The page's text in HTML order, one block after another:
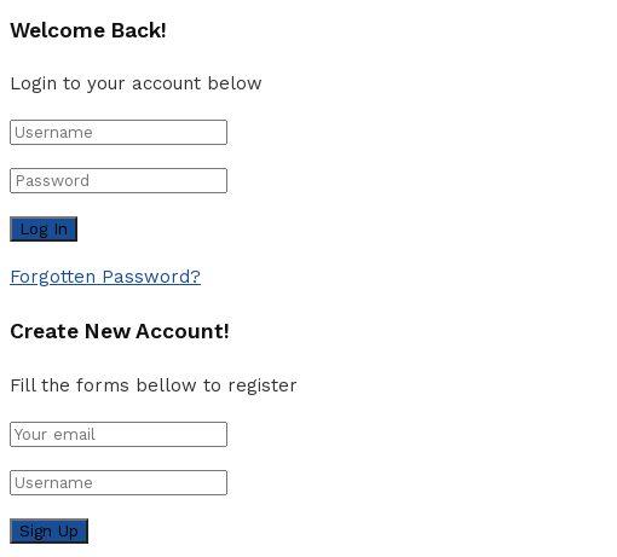
Welcome Back!
Login to your account below
Forgotten Password?
Create New Account!
Fill the forms bellow to register